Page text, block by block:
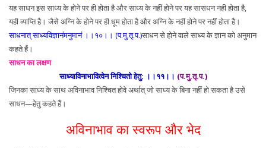
यह साधन इस साध्य के होने पर ही होता है और साध्य के नहीं होने पर यह सासधन नही होता है,
यही व्याप्ति है। जैसे अग्नि के होने पर ही धूम होता है और अग्नि के नहीं होने पर नहीं होता है।
साधनात् साध्यविज्ञानंमनुमानं ।।१०।। (प.मु.तृ.प.)साधन से होने वाले साध्य के ज्ञान को अनुमान
कहते हैं।
साधन का लक्षण
साध्याविनाभावित्वेन निश्चितो हेतु: ।।११।। (प.मु.तृ.प.)
जिनका साध्य के साथ अविनाभाव निश्चित होवे अर्थात् जो साध्य के बिना नहीं हो सकता है उसे
साधन—हेतु कहते हैं।
अविनाभाव का स्वरूप और भेद